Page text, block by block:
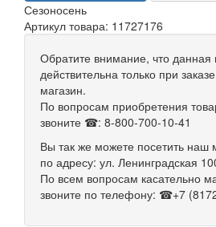
Сезоносень
Артикул товара: 11727176
Обратите внимание, что данная
действительна только при
магазин.
По вопросам приобретения
звоните ☎: 8-800-700-10-41
Вы так же можете посетить наш
по адресу: ул. Ленинградская
По всем вопросам касательно
звоните по телефону: ☎+7